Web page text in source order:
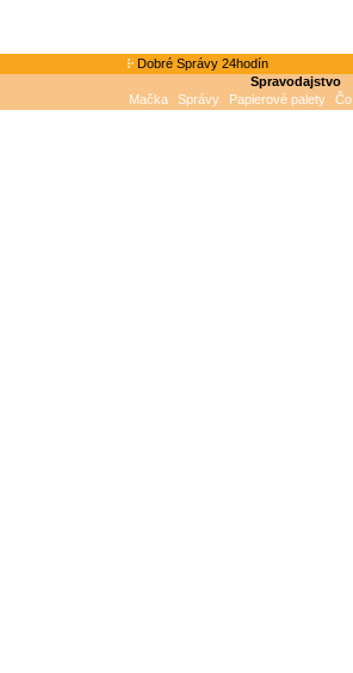
Dobré Správy 24hodín
Spravodajstvo
Mačka
Správy Papierové palety